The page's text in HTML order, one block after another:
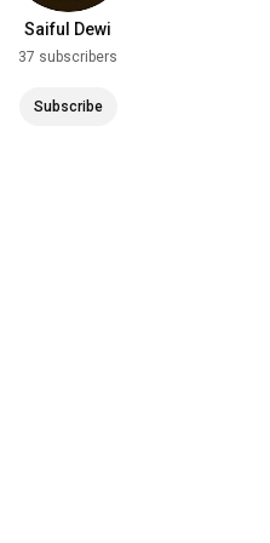
Saiful Dewi
37 subscribers
Subscribe